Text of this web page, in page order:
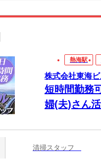
熱海駅
株式会社東海
短時間勤務
婦(夫)さん活
清掃スタッフ